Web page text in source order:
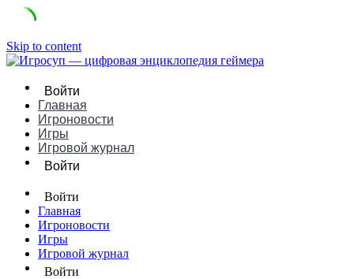
Skip to content
Войти
Главная
Игроновости
Игры
Игровой журнал
Войти
Войти
Главная
Игроновости
Игры
Игровой журнал
Войти